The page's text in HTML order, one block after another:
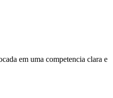
em uma competencia clara e